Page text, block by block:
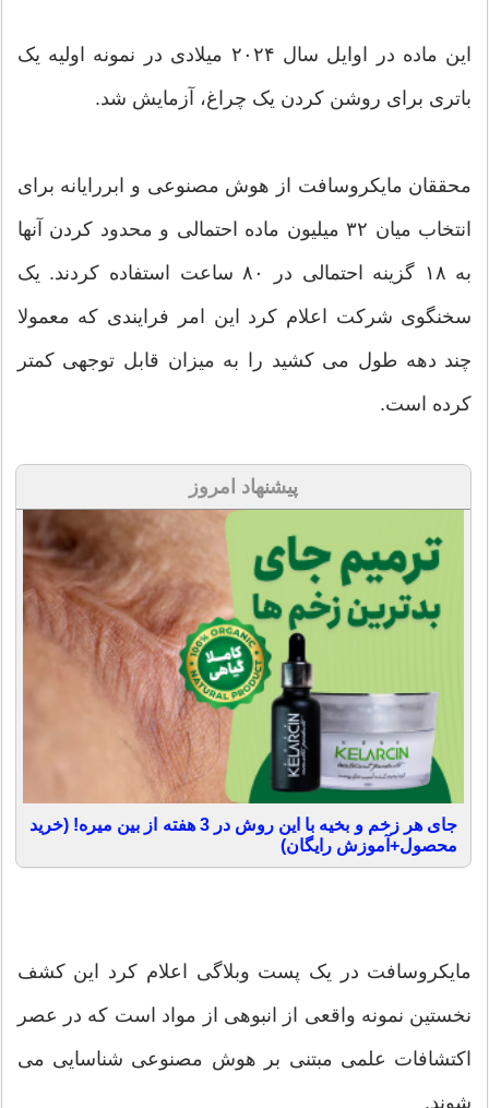
این ماده در اوایل سال ۲۰۲۴ میلادی در نمونه اولیه یک
باتری برای روشن کردن یک چراغ، آزمایش شد.
محققان مایکروسافت از هوش مصنوعی و ابررایانه برای
انتخاب میان ۳۲ میلیون ماده احتمالی و محدود کردن آنها
به ۱۸ گزینه احتمالی در ۸۰ ساعت استفاده کردند. یک
سخنگوی شرکت اعلام کرد این امر فرایندی که معمولا
چند دهه طول می کشید را به میزان قابل توجهی کمتر
کرده است.
پیشنهاد امروز
جای هر زخم و بخیه با این روش در 3 هفته از بین میره! (خرید
محصول+آموزش رایگان)
مایکروسافت در یک پست وبلاگی اعلام کرد این کشف
نخستین نمونه واقعی از انبوهی از مواد است که در عصر
اکتشافات علمی مبتنی بر هوش مصنوعی شناسایی می
شوند.